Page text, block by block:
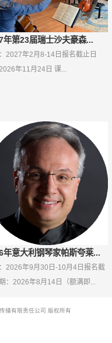
年第23届瑞士沙夫豪森...
2027年2月8-14日报名截止日
年11月24日 课...
年意大利钢琴家帕斯夸莱...
2026年9月30日-10月4日报名截
：2026年8月14日（额满即...
播有限责任公司 版权所有